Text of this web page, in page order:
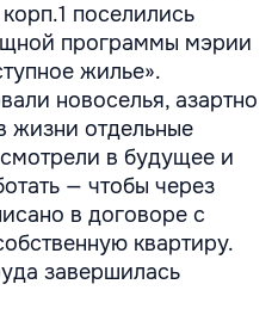
поселились
программы мэрии
жилье».
новоселья, азартно
жизни отдельные
в будущее и
— чтобы через
в договоре с
квартиру.
завершилась